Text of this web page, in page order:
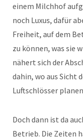
einem Milchhof
noch Luxus, dafür
Freiheit, auf dem
zu können, was sie
nähert sich der
dahin, wo aus Sicht
Luftschlösser
Doch dann ist da
Betrieb. Die Zeiten